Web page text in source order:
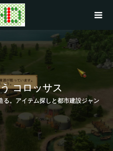
コロッサス
。アイテム探しと都市建設ジャン